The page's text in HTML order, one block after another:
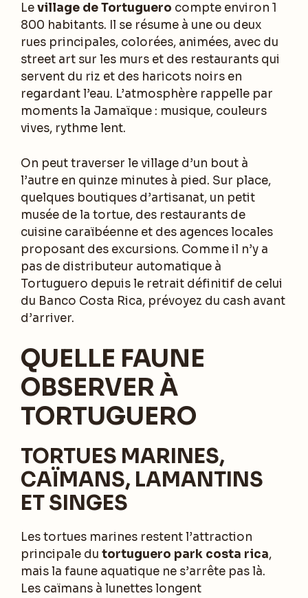
Levillage de Tortuguero compte environ 1
800 habitants. Il se résume à une ou deux
rues principales, colorées, animées, avec du
street art sur les murs et des restaurants qui
servent du riz et des haricots noirs en
regardant l’eau. L’atmosphère rappelle par
moments la Jamaïque : musique, couleurs
vives, rythme lent.
On peut traverser le village d’un bout à
l’autre en quinze minutes à pied. Sur place,
quelques boutiques d’artisanat, un petit
musée de la tortue, des restaurants de
cuisine caraïbéenne et des agences locales
proposant des excursions. Comme il n’y a
pas de distributeur automatique à
Tortuguero depuis le retrait définitif de celui
du Banco Costa Rica, prévoyez du cash avant
d’arriver.
QUELLE FAUNE
OBSERVER À
TORTUGUERO
TORTUES MARINES,
CAÏMANS, LAMANTINS
ET SINGES
Les tortues marines restent l’attraction
principale du tortuguero park costa rica,
mais la faune aquatique ne s’arrête pas là.
Les caïmans à lunettes longent